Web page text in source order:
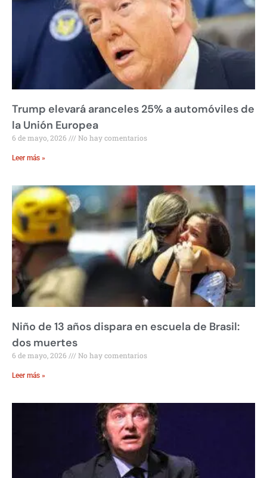
Trump elevará aranceles 25% a automóviles de
la Unión Europea
6 de mayo, 2026 No hay comentarios
Leer más »
Niño de 13 años dispara en escuela de Brasil:
dos muertes
6 de mayo, 2026 No hay comentarios
Leer más »